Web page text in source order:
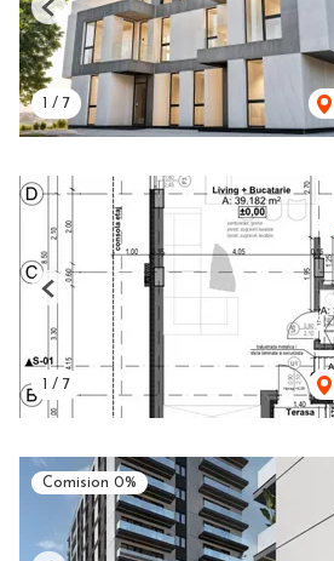
1 / 7
Previous
1 / 7
Previous
Comision 0%